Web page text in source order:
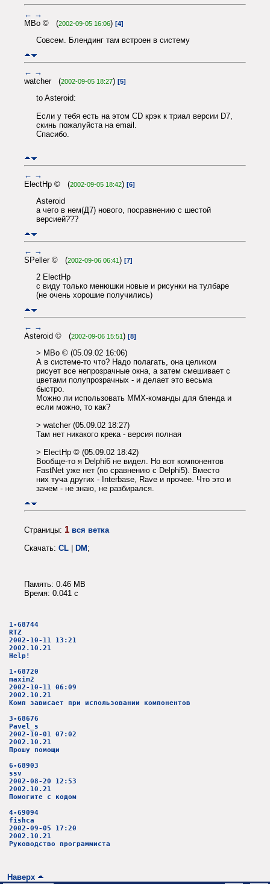
← →
MBo © (2002-09-05 16:06) [4]
Совсем. Блендинг там встроен в систему
← →
watcher (2002-09-05 18:27) [5]
to Asteroid:
Если у тебя есть на этом CD крэк к триал версии D7,
скинь пожалуйста на email.
Спасибо.
← →
ElectHp © (2002-09-05 18:42) [6]
Asteroid
а чего в нем(Д7) нового, посравнению с шестой
версией???
← →
SPeller © (2002-09-06 06:41) [7]
2 ElectHp
с виду только менюшки новые и рисунки на тулбаре
(не очень хорошие получились)
← →
Asteroid © (2002-09-06 15:51) [8]
> MBo © (05.09.02 16:06)
А в системе-то что? Надо полагать, она целиком
рисует все непрозрачные окна, а затем смешивает с
цветами полупрозрачных - и делает это весьма
быстро.
Можно ли использовать MMX-команды для бленда и
если можно, то как?
> watcher (05.09.02 18:27)
Там нет никакого крека - версия полная
> ElectHp © (05.09.02 18:42)
Вообще-то я Delphi6 не видел. Но вот компонентов
FastNet уже нет (по сравнению с Delphi5). Вместо
них туча других - Interbase, Rave и прочее. Что это и
зачем - не знаю, не разбирался.
Страницы: 1 вся ветка
Скачать: CL | DM;
Память: 0.46 MB
Время: 0.041 c
1-68744
RTZ
2002-10-11 13:21
2002.10.21
Help!
1-68720
maxim2
2002-10-11 06:09
2002.10.21
Комп зависает при использовании компонентов
3-68676
Pavel_s
2002-10-01 07:02
2002.10.21
Прошу помощи
6-68903
ssv
2002-08-20 12:53
2002.10.21
Помогите с кодом
4-69094
fishca
2002-09-05 17:20
2002.10.21
Руководство программиста
Наверх